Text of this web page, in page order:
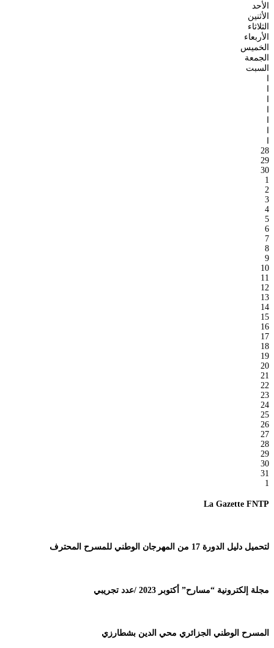
الأحد
الأثنين
الثلاثاء
الأربعاء
الخميس
الجمعة
السبت
ا
ا
ا
ا
ا
ا
ا
28
29
30
1
2
3
4
5
6
7
8
9
10
11
12
13
14
15
16
17
18
19
20
21
22
23
24
25
26
27
28
29
30
31
1
La Gazette FNTP
لتحميل دليل الدورة 17 من المهرجان الوطني للمسرح المحترف
مجلة إلكترونية “مسارح” أكتوبر 2023 /عدد تجريبي
المسرح الوطني الجزائري محي الدين بشطارزي